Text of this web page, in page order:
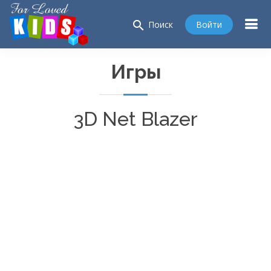
search Поиск Войти
Игры
3D Net Blazer